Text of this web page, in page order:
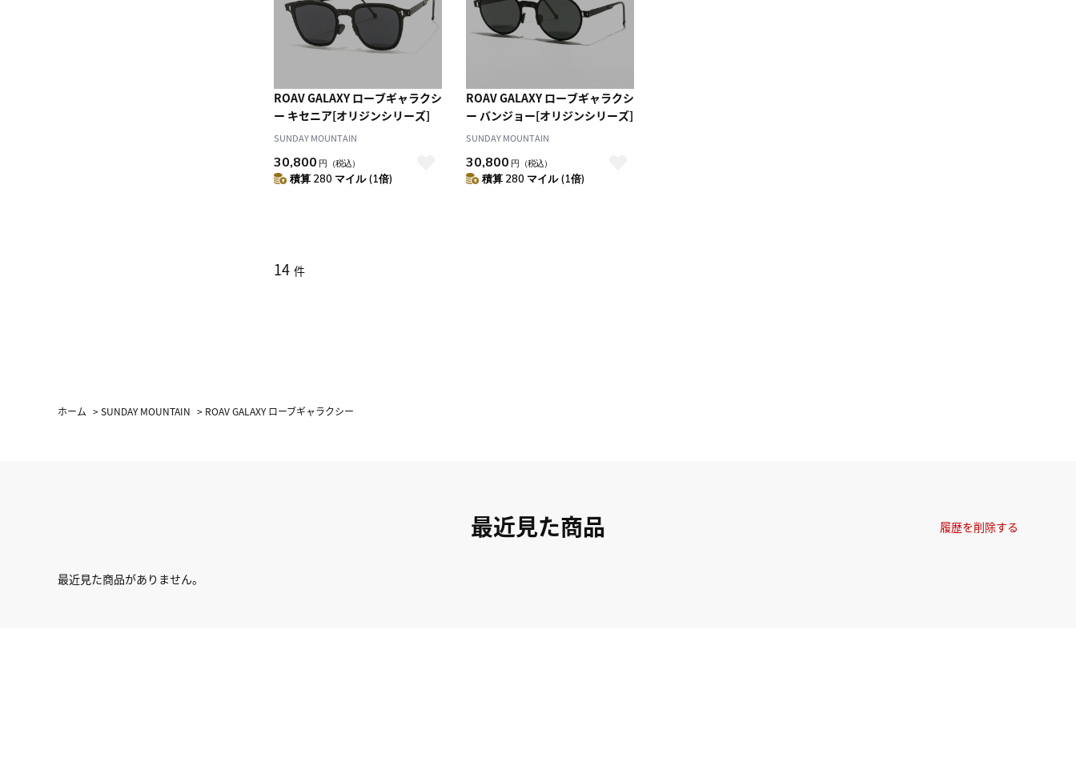
ROAV GALAXY ローブギャラクシ
ー キセニア[オリジンシリーズ]
SUNDAY MOUNTAIN
30,800 円 （税込）
積算 280 マイル (1倍)
ROAV GALAXY ローブギャラクシ
ー バンジョー[オリジンシリーズ]
SUNDAY MOUNTAIN
30,800 円 （税込）
積算 280 マイル (1倍)
14 件
ホーム >SUNDAY MOUNTAIN > ROAV GALAXY ローブギャラクシー
最近見た商品
最近見た商品がありません。
履歴を削除する